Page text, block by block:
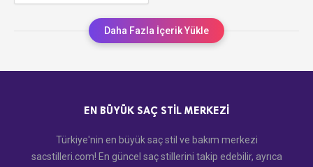
Daha Fazla İçerik Yükle
EN BÜYÜK SAÇ STIL MERKEZI
Türkiye'nin en büyük saç stil ve bakım merkezi
sacstilleri.com! En güncel saç stillerini takip edebilir, ayrıca